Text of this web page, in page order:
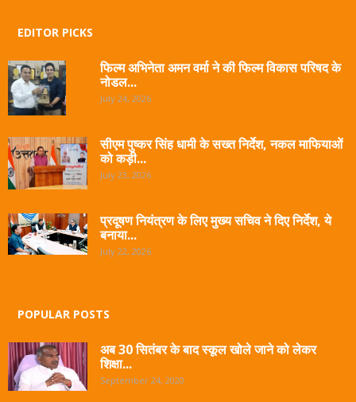
EDITOR PICKS
फिल्म अभिनेता अमन वर्मा ने की फिल्म विकास परिषद के
नोडल...
July 24, 2026
सीएम पुष्कर सिंह धामी के सख्त निर्देश, नकल माफियाओं
को कड़ी...
July 23, 2026
प्रदूषण नियंत्रण के लिए मुख्य सचिव ने दिए निर्देश, ये
बनाया...
July 22, 2026
POPULAR POSTS
अब 30 सितंबर के बाद स्कूल खोले जाने को लेकर
शिक्षा...
September 24, 2020